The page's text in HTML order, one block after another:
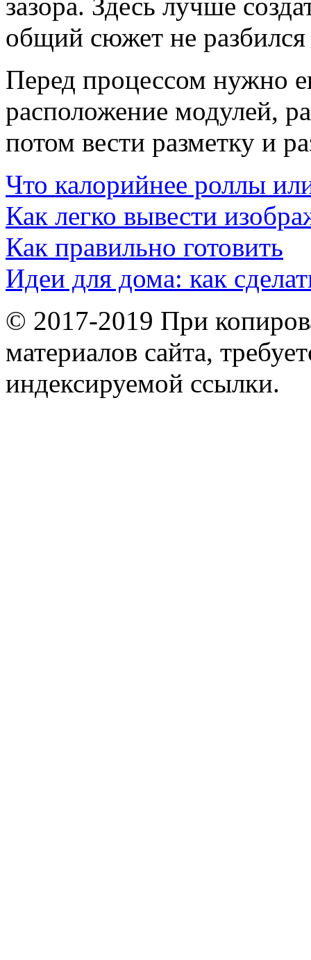
общий сюжет не
Перед процессом нужно
расположение модулей,
потом вести разметку и
Что калорийнее роллы
Как легко вывести
Как правильно готовить
Идеи для дома: как
© 2017-2019 При
материалов сайта,
индексируемой ссылки.